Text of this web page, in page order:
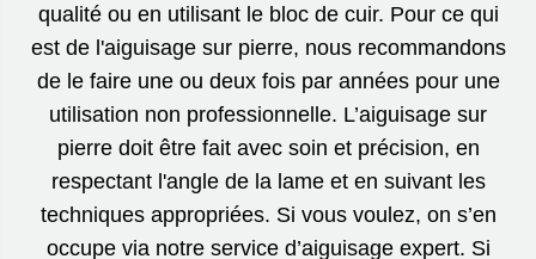
qualité ou en utilisant le bloc de cuir. Pour ce qui
est de l'aiguisage sur pierre, nous recommandons
de le faire une ou deux fois par années pour une
utilisation non professionnelle. L’aiguisage sur
pierre doit être fait avec soin et précision, en
respectant l'angle de la lame et en suivant les
techniques appropriées. Si vous voulez, on s’en
occupe via notre service d’aiguisage expert. Si